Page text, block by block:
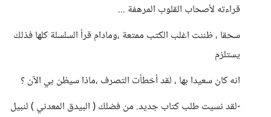
قراءته لأصحاب القلوب المرهفة ...
سحقا ، ظننت اغلب الكتب ممتعة ،ومادام قرأ السلسلة كلها فذلك
يستلزم
انه كان سعيدا بها ، لقد أخطأت التصرف ،ماذا سيظن بي الآن ؟
-لقد نسيت طلب كتاب جديد. من فضلك ( البيدق المعدني ) لنبيل